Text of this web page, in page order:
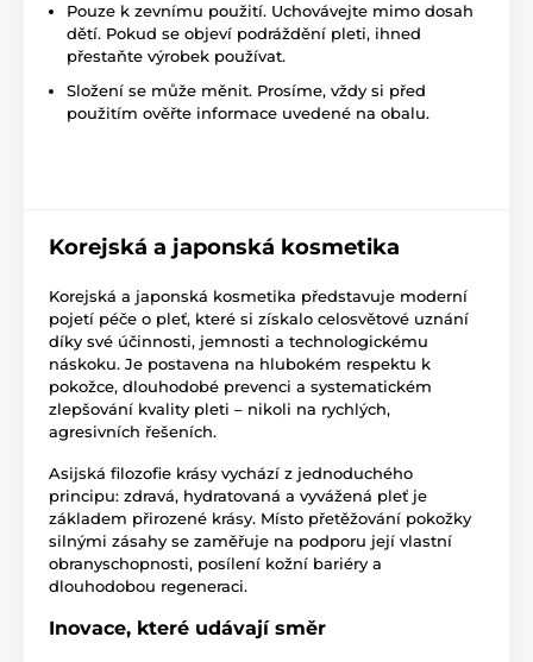
Pouze k zevnímu použití. Uchovávejte mimo dosah
dětí. Pokud se objeví podráždění pleti, ihned
přestaňte výrobek používat.
Složení se může měnit. Prosíme, vždy si před
použitím ověřte informace uvedené na obalu.
Korejská a japonská kosmetika
Korejská a japonská kosmetika představuje moderní
pojetí péče o pleť, které si získalo celosvětové uznání
díky své účinnosti, jemnosti a technologickému
náskoku. Je postavena na hlubokém respektu k
pokožce, dlouhodobé prevenci a systematickém
zlepšování kvality pleti – nikoli na rychlých,
agresivních řešeních.
Asijská filozofie krásy vychází z jednoduchého
principu: zdravá, hydratovaná a vyvážená pleť je
základem přirozené krásy. Místo přetěžování pokožky
silnými zásahy se zaměřuje na podporu její vlastní
obranyschopnosti, posílení kožní bariéry a
dlouhodobou regeneraci.
Inovace, které udávají směr